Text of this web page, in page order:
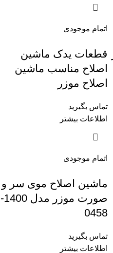
اتمام موجودی
قطعات یدک ماشین
اصلاح مناسب ماشین
اصلاح موزر
تماس بگیرید
اطلاعات بیشتر
اتمام موجودی
ماشین اصلاح موی سر و
صورت موزر مدل 1400-
0458
تماس بگیرید
اطلاعات بیشتر